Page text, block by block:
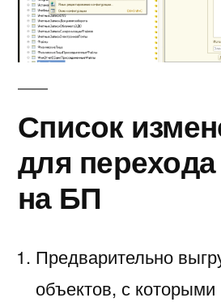
Список
для
на БП
Предварительно
объектов, с